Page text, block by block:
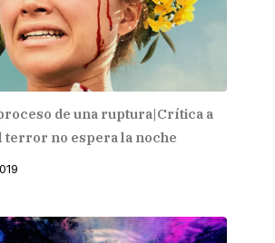
de una ruptura|Crítica a
terror no espera la noche